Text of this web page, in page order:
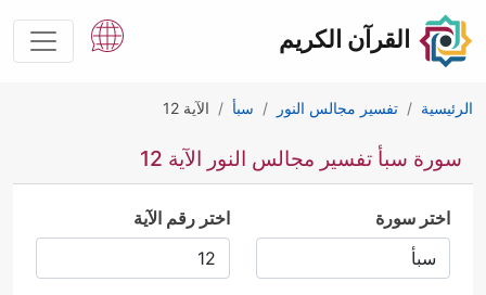
القرآن الكريم
الرئيسية تفسير مجالس النور سبأ الآية 12
سورة سبأ تفسير مجالس النور الآية 12
اختر سورة اختر رقم الآية